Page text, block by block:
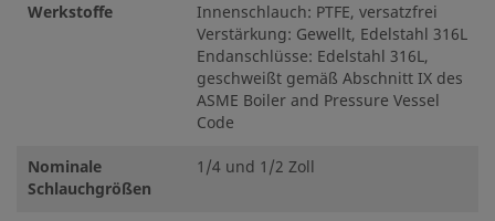
Werkstoffe
Innenschlauch: PTFE, versatzfrei
Verstärkung: Gewellt, Edelstahl 316L
Endanschlüsse: Edelstahl 316L,
geschweißt gemäß Abschnitt IX des
ASME Boiler and Pressure Vessel
Code
Nominale
Schlauchgrößen
1/4 und 1/2 Zoll